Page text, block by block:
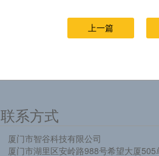
上一篇
联系方式
厦门市智谷科技有限公司
厦门市湖里区安岭路988号希望大厦505